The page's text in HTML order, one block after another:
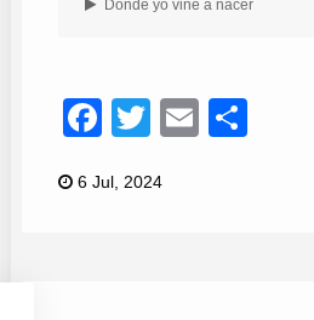
Donde yo vine a nacer
Facebook
TwitterEmail
6 Jul, 2024